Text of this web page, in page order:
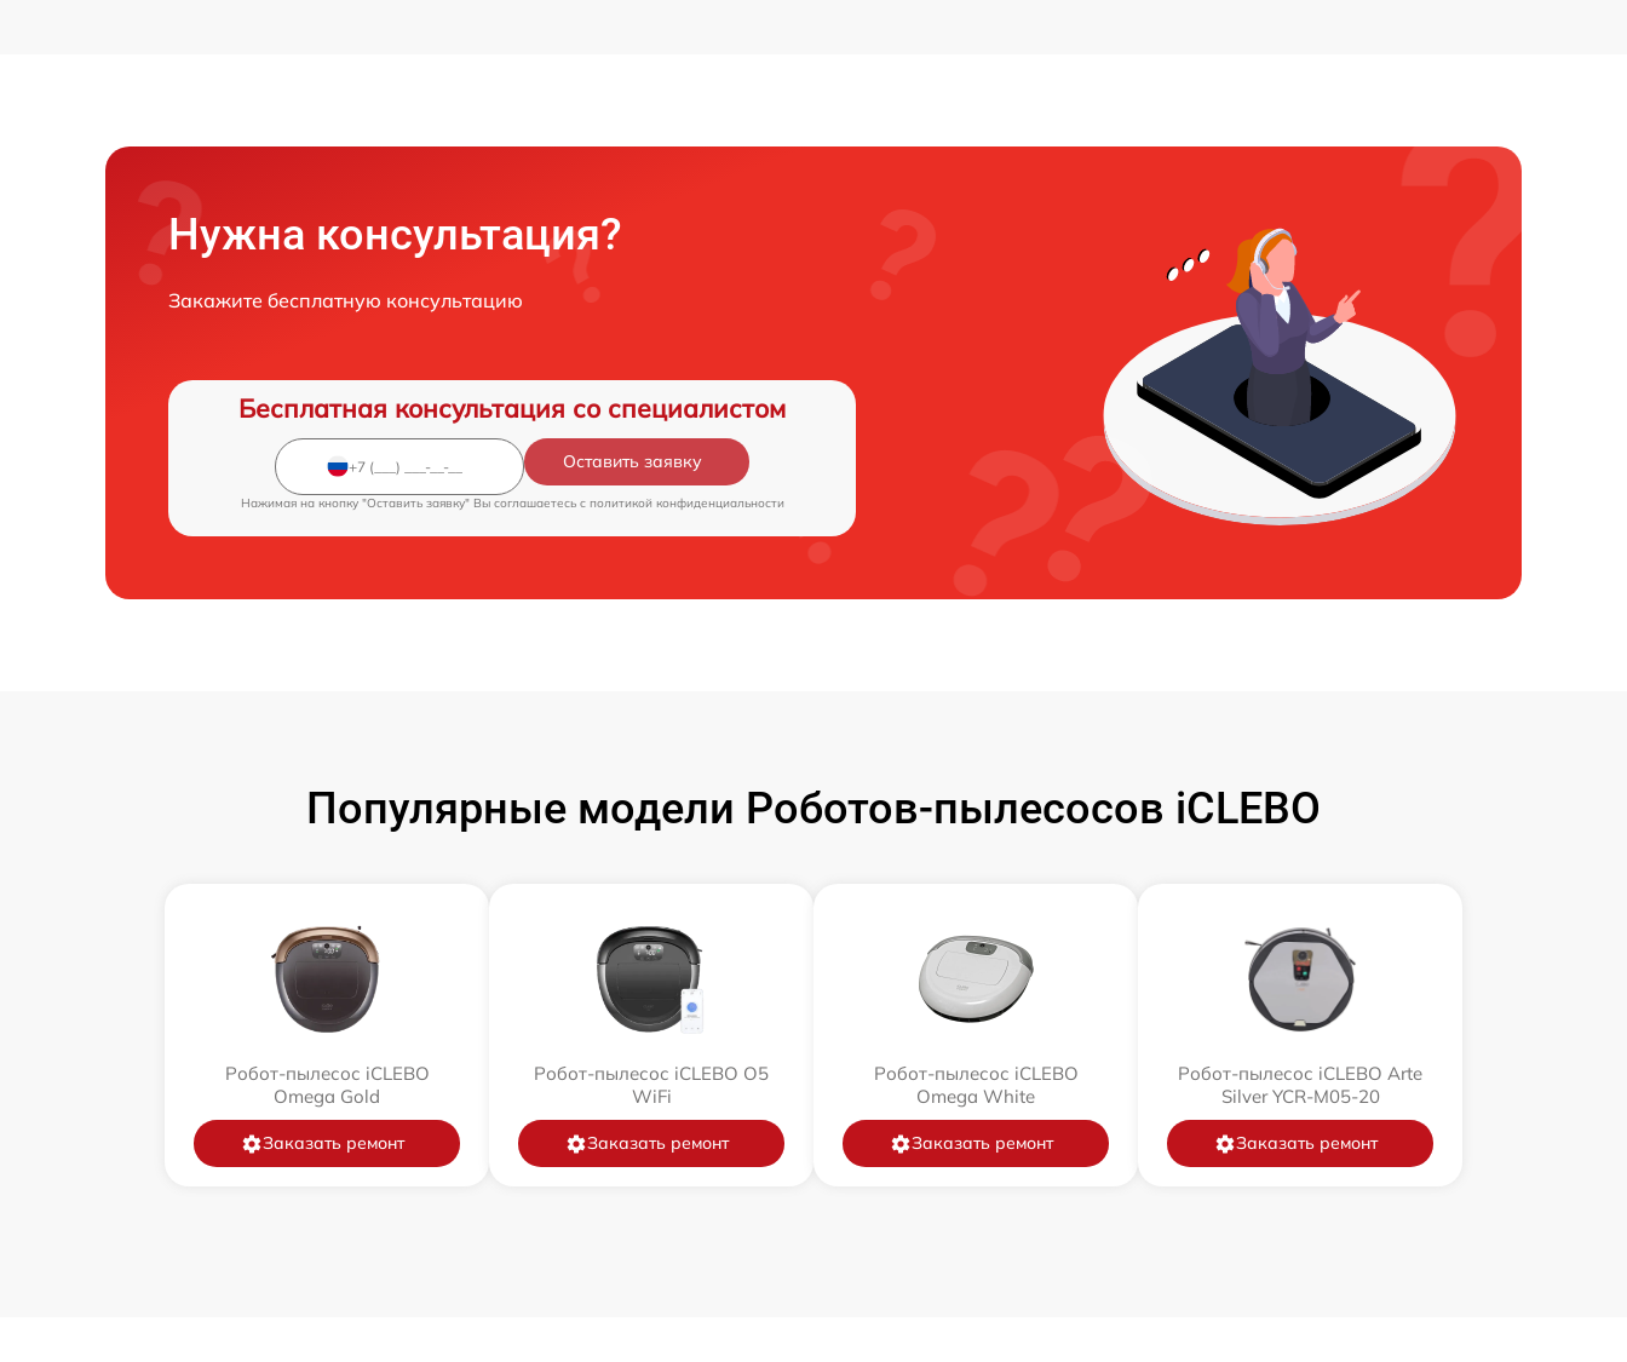
Нужна консультация?
Закажите бесплатную консультацию
Бесплатная консультация со специалистом
Оставить заявку
Нажимая на кнопку "Оставить заявку" Вы соглашаетесь c политикой конфиденциальности
Популярные модели Роботов-пылесосов iCLEBO
Робот-пылесос iCLEBO
Omega Gold
Заказать ремонт
Робот-пылесос iCLEBO O5
WiFi
Заказать ремонт
Робот-пылесос iCLEBO
Omega White
Заказать ремонт
Робот-пылесос iCLEBO Arte
Silver YCR-M05-20
Заказать ремонт